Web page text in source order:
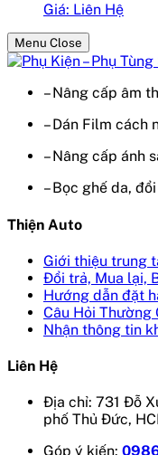
Giá: Liên Hệ
Menu Close
– Nâng cấp âm
– Dán Film cách
– Nâng cấp ánh
– Bọc ghế da,
Thiện Auto
Giới thiệu trung
Đổi trả, Mua lại,
Hướng dẫn đặt
Câu Hỏi Thường
Nhận thông tin
Liên Hệ
Địa chỉ: 731 Đỗ
phố Thủ Đức,
Góp ý kiến: